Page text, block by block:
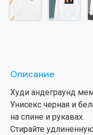
Описание
Худи андеграунд
Унисекс черная и
на спине и рукавах.
Стирайте